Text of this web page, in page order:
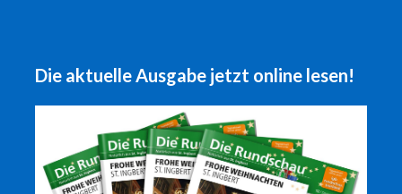
Die aktuelle Ausgabe jetzt online lesen!